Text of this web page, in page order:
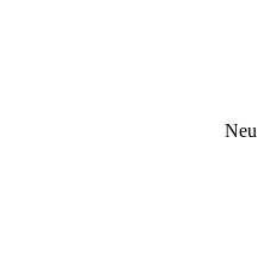
Neu